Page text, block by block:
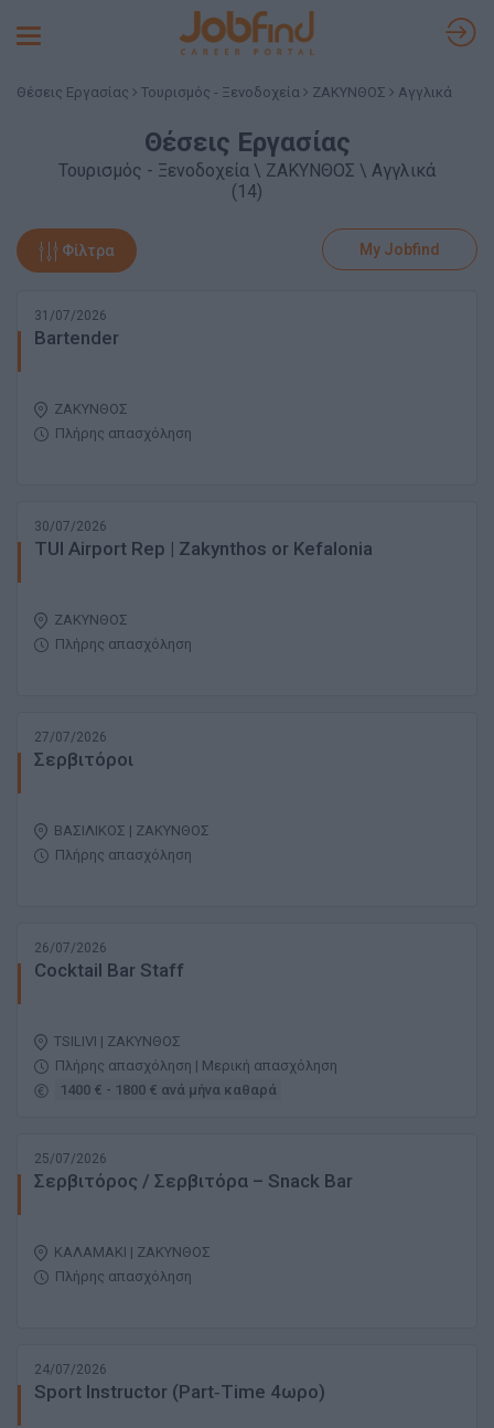
Toggle
Θέσεις Εργασίας Τουρισμός - Ξενοδοχεία ΖΑΚΥΝΘΟΣ Αγγλικά
Θέσεις Εργασίας
Τουρισμός - Ξενοδοχεία \ ΖΑΚΥΝΘΟΣ \ Αγγλικά
(14)
Φίλτρα My Jobfind
31/07/2026
Bartender
ΖΑΚΥΝΘΟΣ
Πλήρης απασχόληση
30/07/2026
TUI Airport Rep | Zakynthos or Kefalonia
ΖΑΚΥΝΘΟΣ
Πλήρης απασχόληση
27/07/2026
Σερβιτόροι
ΒΑΣΙΛΙΚΟΣ | ΖΑΚΥΝΘΟΣ
Πλήρης απασχόληση
26/07/2026
Cocktail Bar Staff
TSILIVI | ΖΑΚΥΝΘΟΣ
Πλήρης απασχόληση | Μερική απασχόληση
1400 € - 1800 € ανά μήνα καθαρά
25/07/2026
Σερβιτόρος / Σερβιτόρα – Snack Bar
ΚΑΛΑΜΑΚΙ | ΖΑΚΥΝΘΟΣ
Πλήρης απασχόληση
24/07/2026
Sport Instructor (Part‑Time 4ωρο)